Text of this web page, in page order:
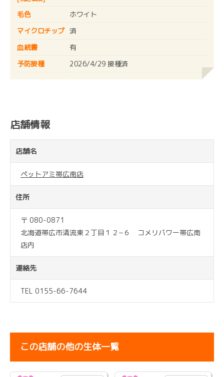
毛色
ホワイト
マイクロチップ 済
血統書
有
予防接種
2026/4/29 接種済
店舗情報
店舗名
ペットアミ帯広南店
住所
〒 080-0871
北海道帯広市清流東２丁目１２−６ コメリパワー帯広南
店内
連絡先
TEL 0155-66-7644
この店舗の他の生体一覧